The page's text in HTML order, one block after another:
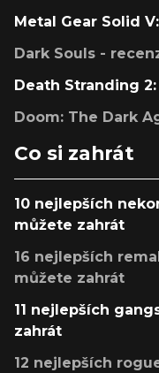
Metal Gear Solid
Dark Souls -
Death Stranding
Doom: The Dark
Co si zahrát
10 nejlepších
můžete zahrát
16 nejlepších
můžete zahrát
11 nejlepších
zahrát
12 nejlepších